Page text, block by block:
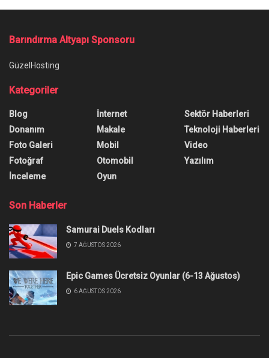
Barındırma Altyapı Sponsoru
GüzelHosting
Kategoriler
Blog
Donanım
Foto Galeri
Fotoğraf
İnceleme
İnternet
Makale
Mobil
Otomobil
Oyun
Sektör Haberleri
Teknoloji Haberleri
Video
Yazılım
Son Haberler
Samurai Duels Kodları
7 AĞUSTOS 2026
Epic Games Ücretsiz Oyunlar (6-13 Ağustos)
6 AĞUSTOS 2026